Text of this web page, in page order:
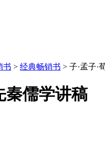
书 > 经典畅销书 > 子·孟子·
秦儒学讲稿